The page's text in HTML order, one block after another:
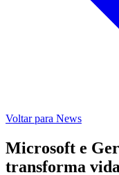
Voltar para News
Microsoft e
transforma